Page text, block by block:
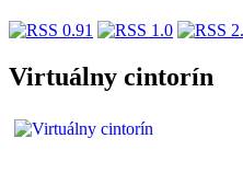
Virtuálny cintorín